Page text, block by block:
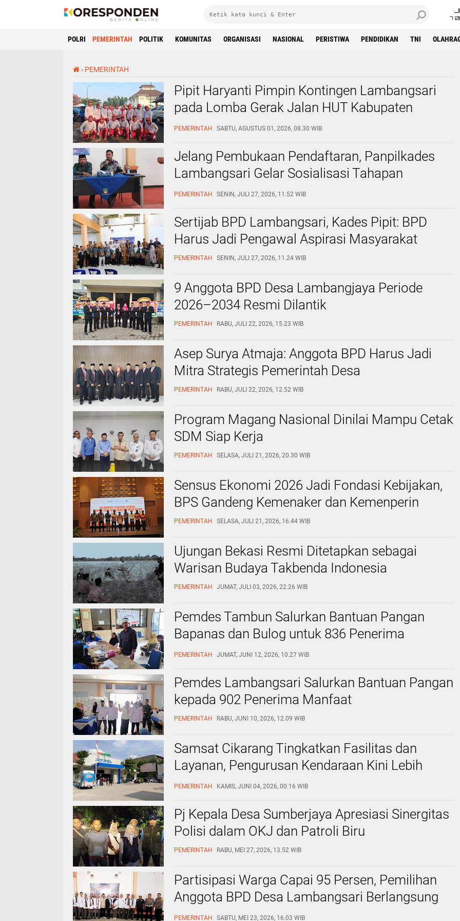
7
POLRI PEMERINTAH POLITIK KOMUNITAS ORGANISASI NASIONAL PERISTIWA PENDIDIKAN TNI
› PEMERINTAH
Pipit Haryanti Pimpin Kontingen Lambangsari
pada Lomba Gerak Jalan HUT Kabupaten
Bekasi dan HUT RI
PEMERINTAH SABTU, AGUSTUS 01, 2026, 08.30 WIB
Jelang Pembukaan Pendaftaran, Panpilkades
Lambangsari Gelar Sosialisasi Tahapan
Pilkades
PEMERINTAH SENIN, JULI 27, 2026, 11.52 WIB
Sertijab BPD Lambangsari, Kades Pipit: BPD
Harus Jadi Pengawal Aspirasi Masyarakat
PEMERINTAH SENIN, JULI 27, 2026, 11.24 WIB
9 Anggota BPD Desa Lambangjaya Periode
2026–2034 Resmi Dilantik
PEMERINTAH RABU, JULI 22, 2026, 15.23 WIB
Asep Surya Atmaja: Anggota BPD Harus Jadi
Mitra Strategis Pemerintah Desa
PEMERINTAH RABU, JULI 22, 2026, 12.52 WIB
Program Magang Nasional Dinilai Mampu Cetak
SDM Siap Kerja
PEMERINTAH SELASA, JULI 21, 2026, 20.30 WIB
Sensus Ekonomi 2026 Jadi Fondasi Kebijakan,
BPS Gandeng Kemenaker dan Kemenperin
PEMERINTAH SELASA, JULI 21, 2026, 16.44 WIB
Ujungan Bekasi Resmi Ditetapkan sebagai
Warisan Budaya Takbenda Indonesia
PEMERINTAH JUMAT, JULI 03, 2026, 22.26 WIB
Pemdes Tambun Salurkan Bantuan Pangan
Bapanas dan Bulog untuk 836 Penerima
Manfaat
PEMERINTAH JUMAT, JUNI 12, 2026, 10.27 WIB
Pemdes Lambangsari Salurkan Bantuan Pangan
kepada 902 Penerima Manfaat
PEMERINTAH RABU, JUNI 10, 2026, 12.09 WIB
Samsat Cikarang Tingkatkan Fasilitas dan
Layanan, Pengurusan Kendaraan Kini Lebih
Mudah
PEMERINTAH KAMIS, JUNI 04, 2026, 00.16 WIB
Pj Kepala Desa Sumberjaya Apresiasi Sinergitas
Polisi dalam OKJ dan Patroli Biru
PEMERINTAH RABU, MEI 27, 2026, 13.52 WIB
Partisipasi Warga Capai 95 Persen, Pemilihan
Anggota BPD Desa Lambangsari Berlangsung
Kondusif
PEMERINTAH SABTU, MEI 23, 2026, 16.03 WIB